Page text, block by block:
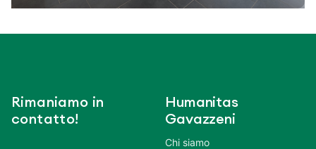
Rimaniamo in
contatto!
Humanitas
Gavazzeni
Chi siamo